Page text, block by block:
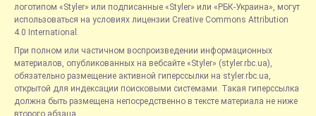
логотипом «Styler» или подписанные «Styler» или «РБК-Украина», могут
использоваться на условиях лицензии Creative Commons Attribution
4.0 International.
При полном или частичном воспроизведении информационных
материалов, опубликованных на вебсайте «Styler» (styler.rbc.ua),
обязательно размещение активной гиперссылки на styler.rbc.ua,
открытой для индексации поисковыми системами. Такая гиперссылка
должна быть размещена непосредственно в тексте материала не ниже
второго абзаца.